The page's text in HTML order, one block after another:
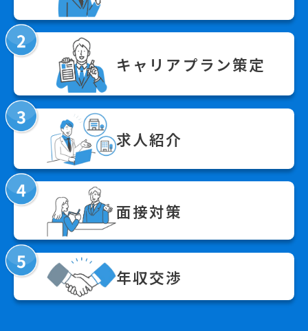
キャリアプラン策定
求人紹介
面接対策
年収交渉